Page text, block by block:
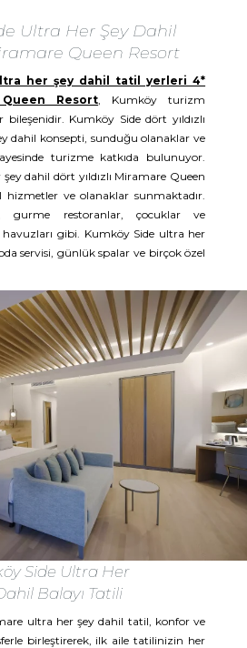
Ultra Her Şey Dahil
Queen Resort
her şey dahil tatil yerleri 4*
Queen Resort, Kumköy turizm
Kumköy Side dört yıldızlı
dahil konsepti, sunduğu olanaklar ve
turizme katkıda bulunuyor.
dahil dört yıldızlı Miramare Queen
hizmetler ve olanaklar sunmaktadır.
gurme restoranlar, çocuklar ve
gibi. Kumköy Side ultra her
servisi, günlük spalar ve birçok özel
Side Ultra Her
Balayı Tatili
ultra her şey dahil tatil, konfor ve
birleştirerek, ilk aile tatilinizin her